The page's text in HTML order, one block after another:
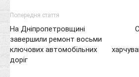
Попередня стаття
На Дніпропетровщині
завершили ремонт восьми
ключових автомобільних
доріг